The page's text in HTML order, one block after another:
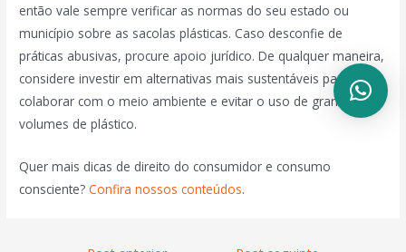
então vale sempre verificar as normas do seu estado ou
município sobre as sacolas plásticas. Caso desconfie de
práticas abusivas, procure apoio jurídico. De qualquer maneira,
considere investir em alternativas mais sustentáveis para
colaborar com o meio ambiente e evitar o uso de grandes
volumes de plástico.
Quer mais dicas de direito do consumidor e consumo
consciente?Confira nossos conteúdos.